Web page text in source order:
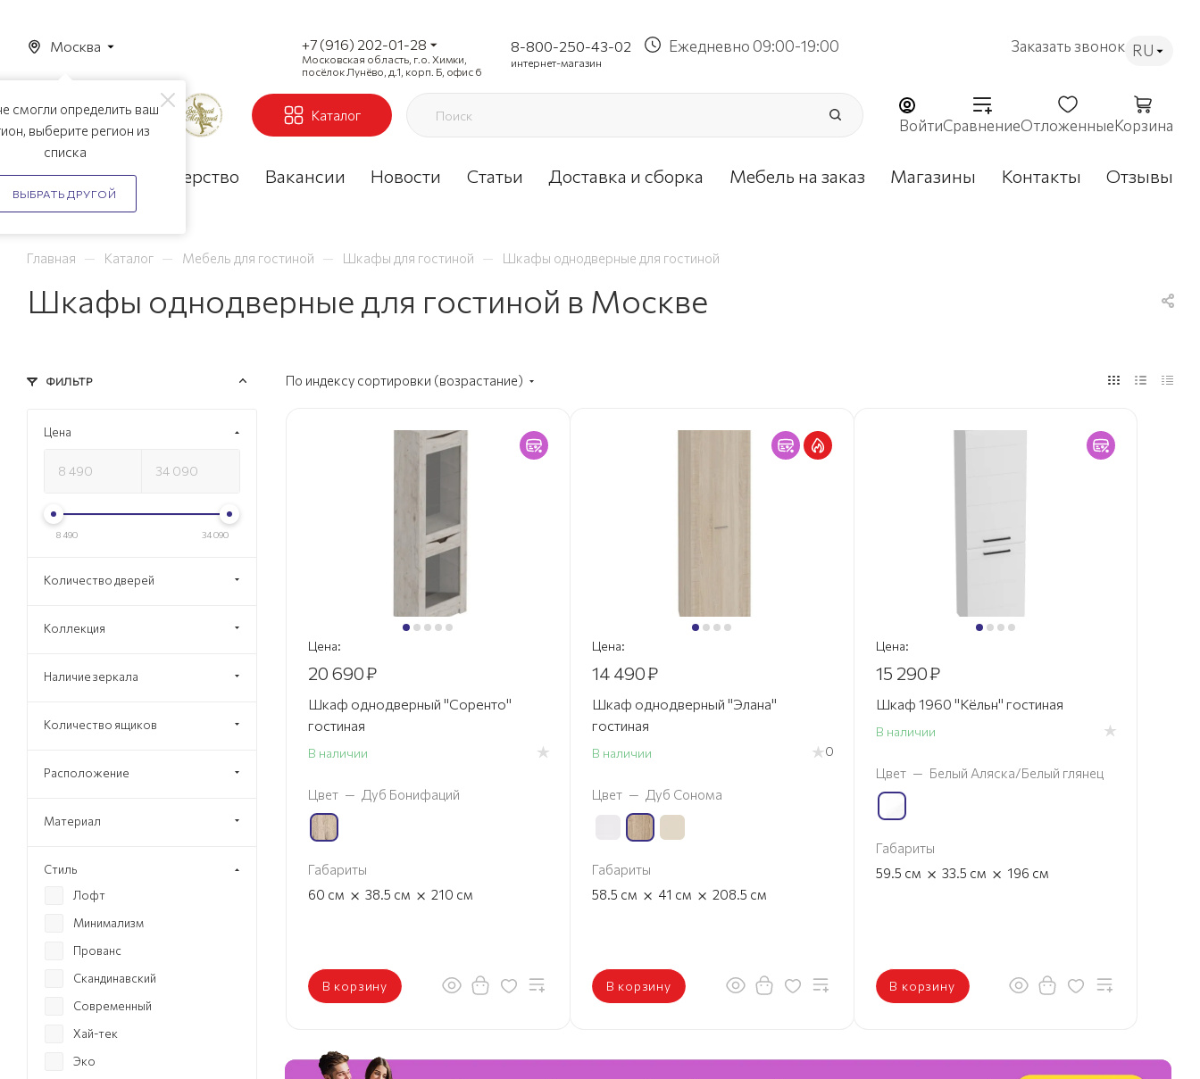
Москва
смогли определить ваш
выберите регион из
списка
ВЫБРАТЬ ДРУГОЙ
+7 (916) 202-01-28
Московская область, г.о. Химки,
посёлок Лунёво, д.1, корп. Б, офис 6
8-800-250-43-02
интернет-магазин
Ежедневно 09:00-19:00 Заказать звонок RU
Каталог
ВойтиСравнениеОтложенныеКорзина
Акции Партнерство Вакансии Новости Статьи Доставка и сборка Мебель на заказ Магазины Контакты Отзывы
Главная — Каталог — Мебель для гостиной — Шкафы для гостиной — Шкафы однодверные для гостиной
Шкафы однодверные для гостиной в Москве
По индексу сортировки (возрастание)
Цена:
20 690₽
Шкаф однодверный "Соренто"
гостиная
В наличии
Цвет — Дуб Бонифаций
Габариты
60 см × 38.5 см × 210 см
В корзину
Цена:
14 490₽
Шкаф однодверный "Элана"
гостиная
В наличии 0
Цвет — Дуб Сонома
Габариты
58.5 см × 41 см × 208.5 см
В корзину
Цена:
15 290₽
Шкаф 1960 "Кёльн" гостиная
В наличии
Цвет — Белый Аляска/Белый глянец
Габариты
59.5 см × 33.5 см × 196 см
В корзину
ФИЛЬТР
Цена
8 490 34 090
Количество дверей
Коллекция
Наличие зеркала
Количество ящиков
Расположение
Материал
Стиль
Лофт
Минимализм
Прованс
Скандинавский
Современный
Хай-тек
Эко